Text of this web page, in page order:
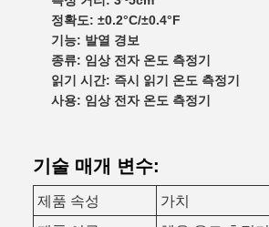
정확도: ±0.2°C/±0.4°F
기능: 발열 경보
종류: 임상 전자 온도 측정기
읽기 시간: 즉시 읽기 온도 측정기
사용: 임상 전자 온도 측정기
기술 매개 변수:
제품 속성
가치